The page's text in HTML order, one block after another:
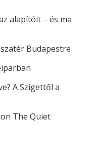
alapítóit – és ma
Budapestre
A Szigettől a
The Quiet